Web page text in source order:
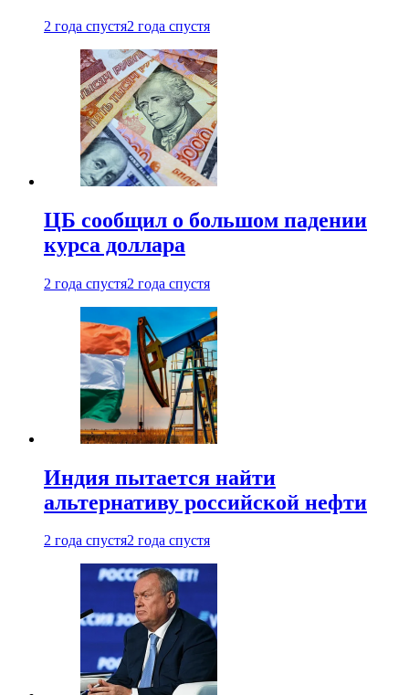
2 года спустя2 года спустя
ЦБ сообщил о большом падении
курса доллара
2 года спустя2 года спустя
Индия пытается найти
альтернативу российской нефти
2 года спустя2 года спустя